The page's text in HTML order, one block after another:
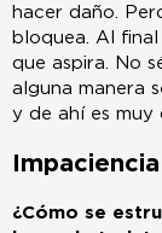
hacer daño.
bloquea. Al
que aspira. No
alguna manera
y de ahí es muy
¿Cómo se